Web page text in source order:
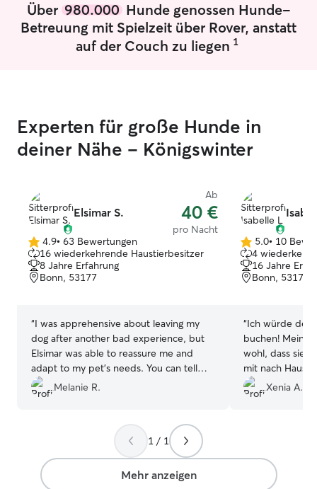
Über 980.000Hunde genossen Hunde-
Betreuung mit Spielzeit über Rover, anstatt
auf der Couch zu liegen 1
Experten für große Hunde in
deiner Nähe – Königswinter
Elsimar S.
Ab
40 €
pro Nacht
4.9
von
5
Sternen
4.9• 63 Bewertungen
16 wiederkehrende Haustierbesitzer
8 Jahre Erfahrung
Bonn, 53177
“I was apprehensive about leaving my
dog after another bad experience, but
Elsimar was able to reassure me and
adapt to my pet's needs. You can tell
she loves dogs and knows how to look
after them. Ezra was like a king in her
animals were obvious. I can only advise
you to use her services, your pet will be
pampered and loved in this home! As a
bonus, I received regular videos and
Melanie R.
5.0
von
5
Sternen
5.0• 10
4
16 Jahre
Bonn, 53177
“Ich würde den
buchen! Meine
wohl, dass sie
mit nach
Xenia A.
1 / 1
Mehr anzeigen